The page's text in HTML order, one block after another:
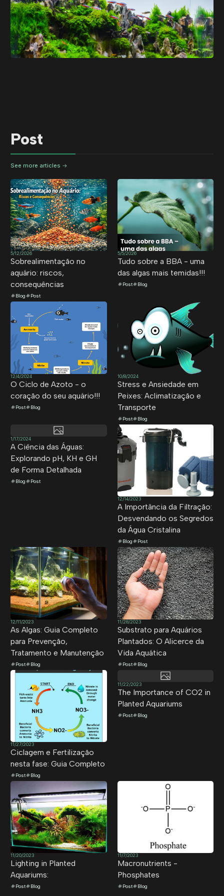
Post
See more articles
5/12/2026
Sobrealimentação no
aquário: riscos,
consequências
Blog Post
5/5/2026
Tudo sobre a BBA - uma
das algas mais temidas!!!
Post Blog
12/4/2024
O Ciclo de Azoto - o
coração do seu aquário!!!
Post Blog
10/8/2024
Stress e Ansiedade em
Peixes: Aclimatização e
Transporte
Post Blog
1/17/2024
A Ciência das Águas:
Explorando pH, KH e GH
de Forma Detalhada
Blog Post
12/14/2023
A Importância da Filtração:
Desvendando os Segredos
da Água Cristalina
Blog Post
12/11/2023
As Algas: Guia Completo
para Prevenção,
Tratamento e Manutenção
Post Blog
11/28/2023
Substrato para Aquários
Plantados: O Alicerce da
Vida Aquática
Post Blog
11/27/2023
Ciclagem e Fertilização
nesta fase: Guia Completo
Post Blog
11/22/2023
The Importance of CO2 in
Planted Aquariums
Post Blog
11/20/2023
Lighting in Planted
Aquariums:
Post Blog
11/7/2023
Macronutrients -
Phosphates
Post Blog